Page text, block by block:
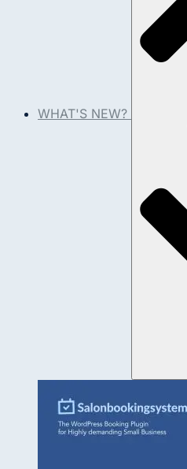
WHAT'S NEW?